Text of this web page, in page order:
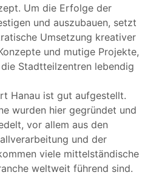
Um die Erfolge der
und auszubauen, setzt
Umsetzung kreativer
und mutige Projekte,
Stadtteilzentren lebendig
Hanau ist gut aufgestellt.
wurden hier gegründet und
vor allem aus den
und der
viele mittelständische
weltweit führend sind.